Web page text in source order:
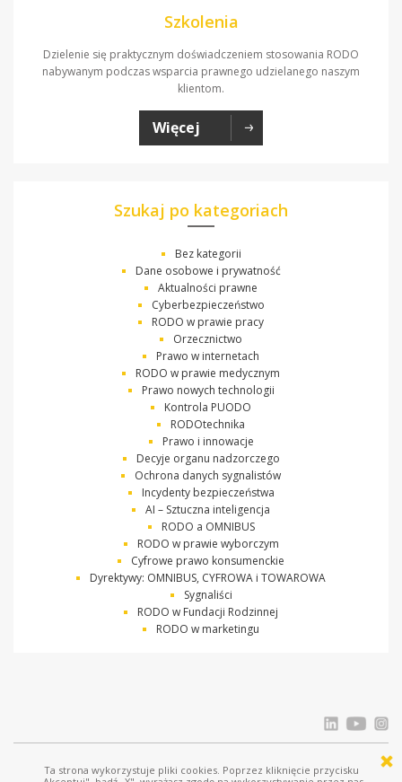
Szkolenia
Dzielenie się praktycznym doświadczeniem stosowania RODO
nabywanym podczas wsparcia prawnego udzielanego naszym
klientom.
Więcej
Szukaj po kategoriach
Bez kategorii
Dane osobowe i prywatność
Aktualności prawne
Cyberbezpieczeństwo
RODO w prawie pracy
Orzecznictwo
Prawo w internetach
RODO w prawie medycznym
Prawo nowych technologii
Kontrola PUODO
RODOtechnika
Prawo i innowacje
Decyje organu nadzorczego
Ochrona danych sygnalistów
Incydenty bezpieczeństwa
AI – Sztuczna inteligencja
RODO a OMNIBUS
RODO w prawie wyborczym
Cyfrowe prawo konsumenckie
Dyrektywy: OMNIBUS, CYFROWA i TOWAROWA
Sygnaliści
RODO w Fundacji Rodzinnej
RODO w marketingu
© Ostrowski i Wspólnicy |www.ostrowski.legal| Wszystkie prawa zastrzeżone
Ta strona wykorzystuje pliki cookies. Poprzez kliknięcie przycisku